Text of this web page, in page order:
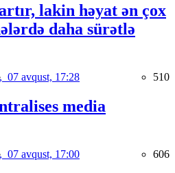
lakin həyat ən çox
daha sürətlə
07 avqust, 17:28 510
media
07 avqust, 17:00 606